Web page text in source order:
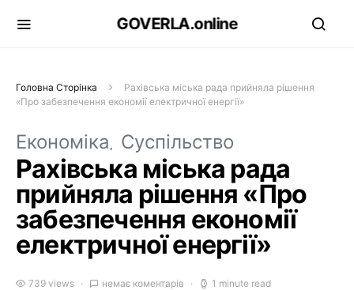
GOVERLA.online
Головна Сторінка
Рахівська міська рада прийняла рішення
«Про забезпечення економії електричної енергії»
Економіка Суспільство
Рахівська міська рада
прийняла рішення «Про
забезпечення економії
електричної енергії»
739 views немає коментарів 1 minute read